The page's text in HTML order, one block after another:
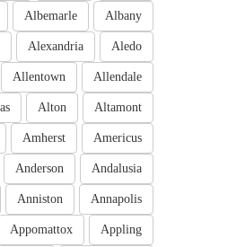
Albany
Albemarle
Aledo
Alexandria
Allendale
Allentown
Altamont
Alton
Americus
Amherst
Andalusia
Anderson
Annapolis
Anniston
Appling
Appomattox